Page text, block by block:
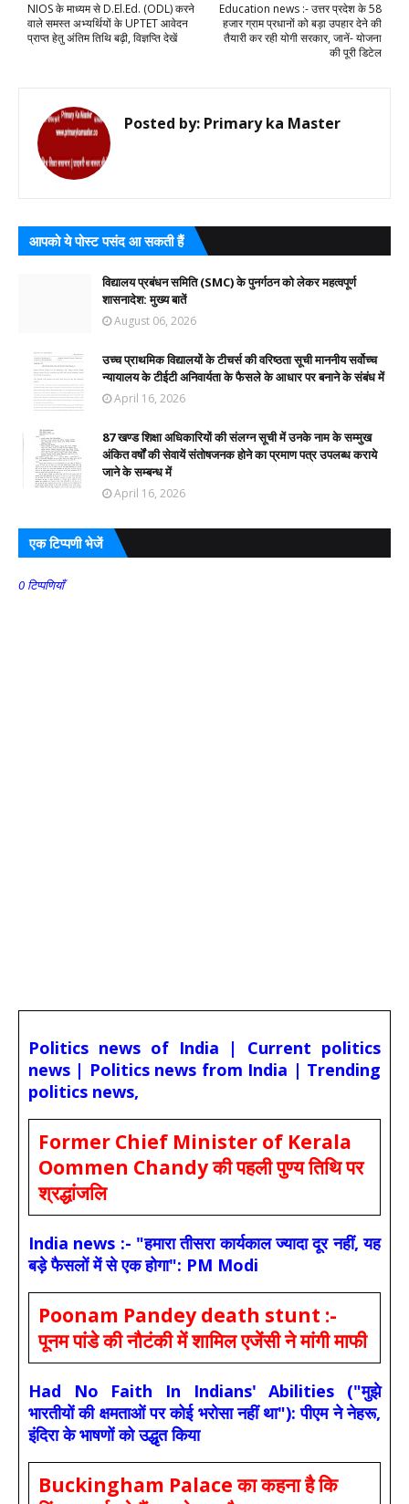
Education news :- उत्तर प्रदेश के 58
हजार ग्राम प्रधानों को बड़ा उपहार देने की
तैयारी कर रही योगी सरकार, जानें- योजना
की पूरी डिटेल
NIOS के माध्यम से D.El.Ed. (ODL) करने
वाले समस्त अभ्यर्थियों के UPTET आवेदन
प्राप्त हेतु अंतिम तिथि बढ़ी, विज्ञप्ति देखें
Posted by: Primary ka Master
आपको ये पोस्ट पसंद आ सकती हैं
विद्यालय प्रबंधन समिति (SMC) के पुनर्गठन को लेकर महत्वपूर्ण
शासनादेश: मुख्य बातें
August 06, 2026
उच्च प्राथमिक विद्यालयों के टीचर्स की वरिष्ठता सूची माननीय सर्वोच्च
न्यायालय के टीईटी अनिवार्यता के फैसले के आधार पर बनाने के संबंध में
April 16, 2026
87 खण्ड शिक्षा अधिकारियों की संलग्न सूची में उनके नाम के सम्मुख
अंकित वर्षों की सेवायें संतोषजनक होने का प्रमाण पत्र उपलब्ध कराये
जाने के सम्बन्ध में
April 16, 2026
एक टिप्पणी भेजें
0 टिप्पणियाँ
Politics news of India | Current politics
news | Politics news from India | Trending
politics news,
Former Chief Minister of Kerala
Oommen Chandy की पहली पुण्य तिथि पर
श्रद्धांजलि
India news :- "हमारा तीसरा कार्यकाल ज्यादा दूर नहीं, यह
बड़े फैसलों में से एक होगा": PM Modi
Poonam Pandey death stunt :-
पूनम पांडे की नौटंकी में शामिल एजेंसी ने मांगी माफी
Had No Faith In Indians' Abilities ("मुझे
भारतीयों की क्षमताओं पर कोई भरोसा नहीं था"): पीएम ने नेहरू,
इंदिरा के भाषणों को उद्धृत किया
Buckingham Palace का कहना है कि